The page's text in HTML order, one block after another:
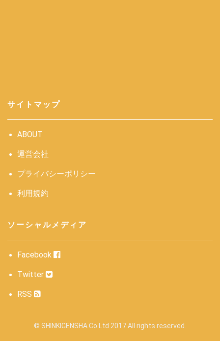
サイトマップ
ABOUT
運営会社
プライバシーポリシー
利用規約
ソーシャルメディア
Facebook
Twitter
RSS
© SHINKIGENSHA Co Ltd 2017 All rights reserved.